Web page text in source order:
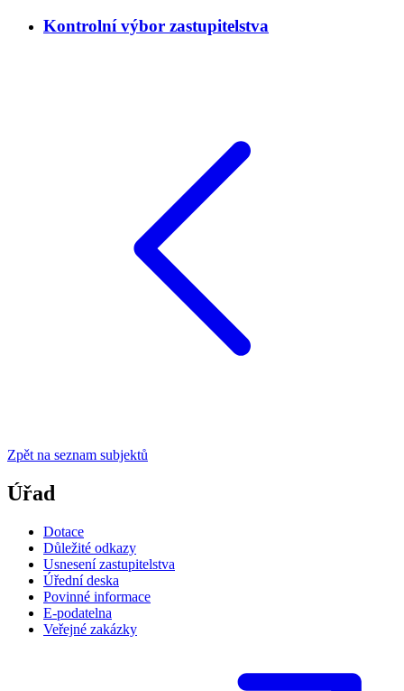
Kontrolní výbor zastupitelstva
Zpět na seznam subjektů
Úřad
Dotace
Důležité odkazy
Usnesení zastupitelstva
Úřední deska
Povinné informace
E-podatelna
Veřejné zakázky